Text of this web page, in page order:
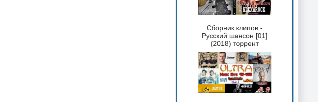
Сборник клипов -
Русский шансон [01]
(2018) торрент